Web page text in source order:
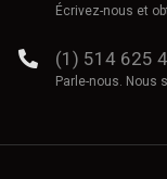
Écrivez-nous et
(1) 514 625
Parle-nous. Nous